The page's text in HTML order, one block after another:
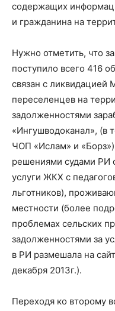
содержащих
и гражданина на
Нужно отметить, что
поступило всего 416
связан с
переселенцев на
задолженностями
«Ингушводоканал», (в
ЧОП «Ислам» и
решениями судами РИ
услуги ЖКХ с
льготников),
местности (более
проблемах сельских
задолженностями за
в РИ размешала на
декабря 2013г.).
Переходя ко второму